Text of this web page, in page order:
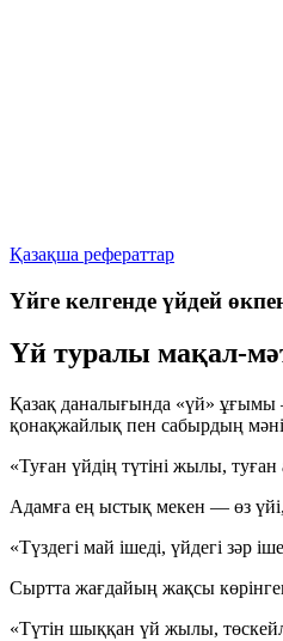
Қазақша рефераттар
Үйге келгенде үйдей
Үй туралы мақал-
Қазақ даналығында «үй» ұғымы
қонақжайлық пен сабырдың
«Туған үйдің түтіні жылы,
Адамға ең ыстық мекен — өз
«Түздегі май ішеді, үйдегі зәр
Сыртта жағдайың жақсы
«Түтін шыққан үй жылы,